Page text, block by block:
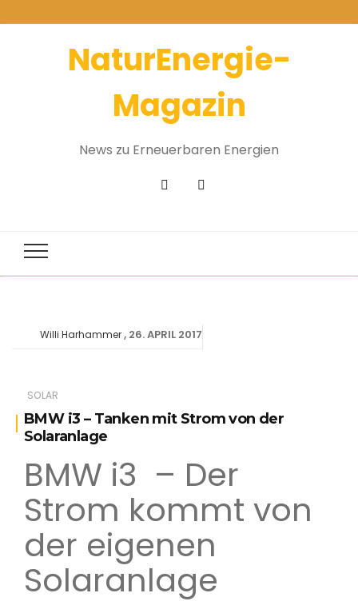
NaturEnergie-
Magazin
News zu Erneuerbaren Energien
SOLAR
BMW i3 – Tanken mit Strom von der
Solaranlage
Willi Harhammer 26. APRIL 2017
BMW i3 – Der
Strom kommt von
der eigenen
Solaranlage